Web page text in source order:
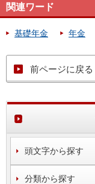
関連ワード
基礎年金 年金
前ページに戻る
頭文字から探す
分類から探す